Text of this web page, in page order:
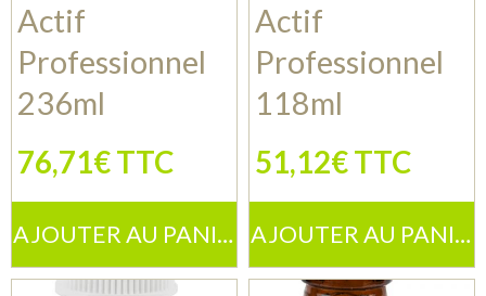
Actif
Professionnel
236ml
76,71€ TTC
AJOUTER AU PANIER
Actif
Professionnel
118ml
51,12€ TTC
AJOUTER AU PANIER